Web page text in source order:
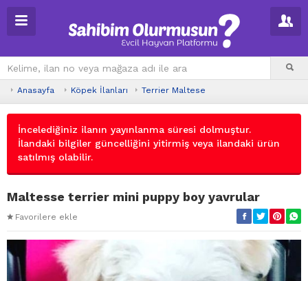
Anasayfa Köpek İlanları Terrier Maltese
İncelediğiniz ilanın yayınlanma süresi dolmuştur.
İlandaki bilgiler güncelliğini yitirmiş veya ilandaki ürün
satılmış olabilir.
Maltesse terrier mini puppy boy yavrular
Favorilere ekle